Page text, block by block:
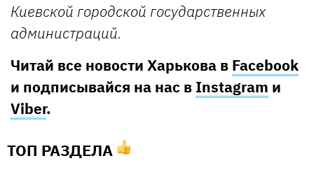
Киевской городской государственных
администраций.
Читай все новости Харькова в Facebook
и подписывайся на нас в Instagram и
Viber.
ТОП РАЗДЕЛА